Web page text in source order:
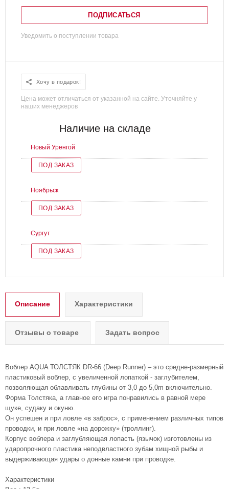
ПОДПИСАТЬСЯ
Уведомить о поступлении товара
Хочу в подарок!
Цена может отличаться от указанной на сайте. Уточняйте у
наших менеджеров
Наличие на складе
Новый Уренгой
ПОД ЗАКАЗ
Ноябрьск
ПОД ЗАКАЗ
Сургут
ПОД ЗАКАЗ
Описание Характеристики
Отзывы о товаре Задать вопрос
Воблер AQUA ТОЛСТЯК DR-66 (Deep Runner) – это средне-размерный
пластиковый воблер, с увеличенной лопаткой - заглубителем,
позволяющая облавливать глубины от 3,0 до 5,0m включительно.
Форма Толстяка, а главное его игра понравились в равной мере
щуке, судаку и окуню.
Он успешен и при ловле «в заброс», с применением различных типов
проводки, и при ловле «на дорожку» (троллинг).
Корпус воблера и заглубляющая лопасть (язычок) изготовлены из
ударопрочного пластика неподвластного зубам хищной рыбы и
выдерживающая удары о донные камни при проводке.
Характеристики